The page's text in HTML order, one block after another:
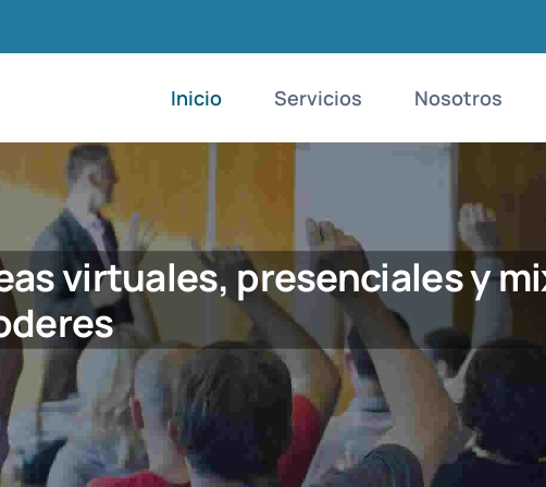
Inicio Servicios Nosotros